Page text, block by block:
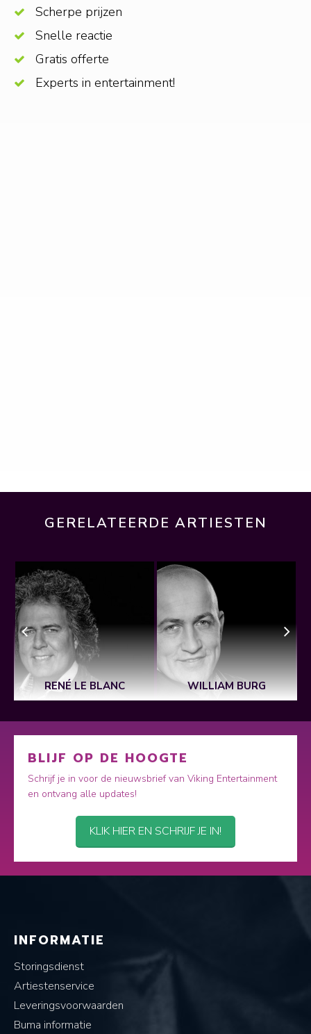
Scherpe prijzen
Snelle reactie
Gratis offerte
Experts in entertainment!
GERELATEERDE ARTIESTEN
RENÉ LE BLANC WILLIAM BURG
BLIJF OP DE HOOGTE
Schrijf je in voor de nieuwsbrief van Viking Entertainment
en ontvang alle updates!
KLIK HIER EN SCHRIJF JE IN!
INFORMATIE
Storingsdienst
Artiestenservice
Leveringsvoorwaarden
Buma informatie